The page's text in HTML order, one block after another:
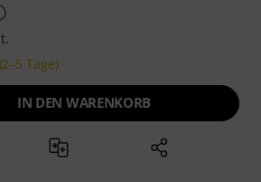
Tage)
IN DEN WARENKORB